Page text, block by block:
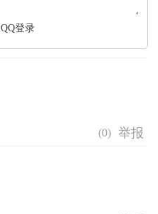
QQ登录
(0)